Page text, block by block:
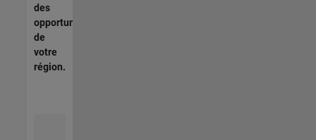
des
opportunités
de
votre
région.